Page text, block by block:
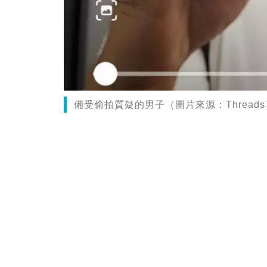
備受偷拍質疑的男子（圖片來源：Threads